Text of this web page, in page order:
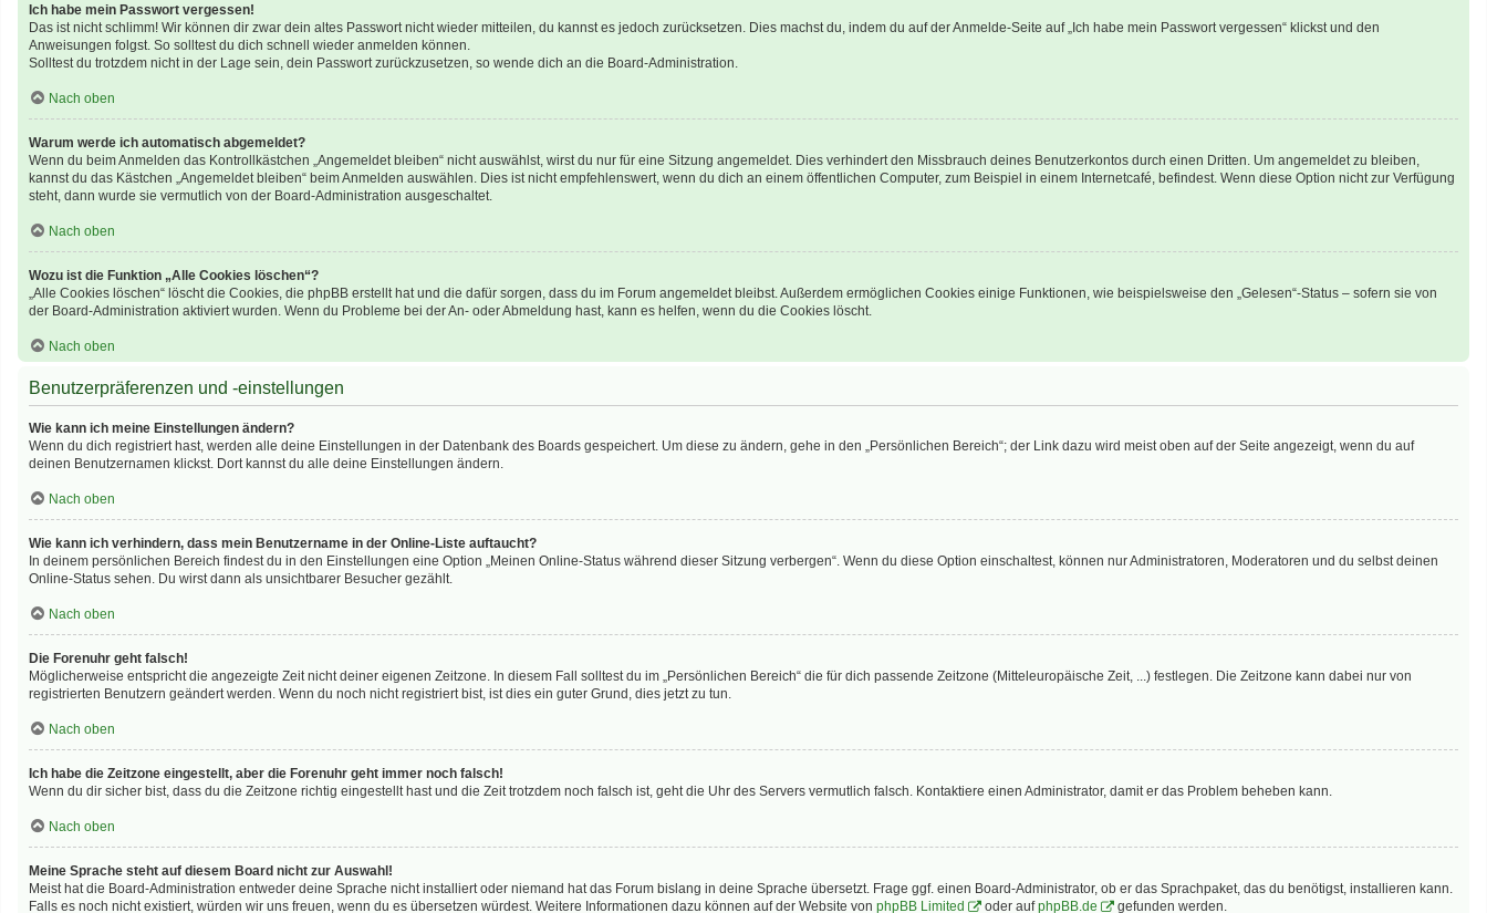
Ich habe mein Passwort vergessen!
Das ist nicht schlimm! Wir können dir zwar dein altes Passwort nicht wieder mitteilen, du kannst es jedoch zurücksetzen. Dies machst du, indem du auf der Anmelde-Seite auf „Ich habe mein Passwort vergessen“ klickst und den
Anweisungen folgst. So solltest du dich schnell wieder anmelden können.
Solltest du trotzdem nicht in der Lage sein, dein Passwort zurückzusetzen, so wende dich an die Board-Administration.
Nach oben
Warum werde ich automatisch abgemeldet?
Wenn du beim Anmelden das Kontrollkästchen „Angemeldet bleiben“ nicht auswählst, wirst du nur für eine Sitzung angemeldet. Dies verhindert den Missbrauch deines Benutzerkontos durch einen Dritten. Um angemeldet zu bleiben,
kannst du das Kästchen „Angemeldet bleiben“ beim Anmelden auswählen. Dies ist nicht empfehlenswert, wenn du dich an einem öffentlichen Computer, zum Beispiel in einem Internetcafé, befindest. Wenn diese Option nicht zur Verfügung
steht, dann wurde sie vermutlich von der Board-Administration ausgeschaltet.
Nach oben
Wozu ist die Funktion „Alle Cookies löschen“?
„Alle Cookies löschen“ löscht die Cookies, die phpBB erstellt hat und die dafür sorgen, dass du im Forum angemeldet bleibst. Außerdem ermöglichen Cookies einige Funktionen, wie beispielsweise den „Gelesen“-Status – sofern sie von
der Board-Administration aktiviert wurden. Wenn du Probleme bei der An- oder Abmeldung hast, kann es helfen, wenn du die Cookies löscht.
Nach oben
Benutzerpräferenzen und -einstellungen
Wie kann ich meine Einstellungen ändern?
Wenn du dich registriert hast, werden alle deine Einstellungen in der Datenbank des Boards gespeichert. Um diese zu ändern, gehe in den „Persönlichen Bereich“; der Link dazu wird meist oben auf der Seite angezeigt, wenn du auf
deinen Benutzernamen klickst. Dort kannst du alle deine Einstellungen ändern.
Nach oben
Wie kann ich verhindern, dass mein Benutzername in der Online-Liste auftaucht?
In deinem persönlichen Bereich findest du in den Einstellungen eine Option „Meinen Online-Status während dieser Sitzung verbergen“. Wenn du diese Option einschaltest, können nur Administratoren, Moderatoren und du selbst deinen
Online-Status sehen. Du wirst dann als unsichtbarer Besucher gezählt.
Nach oben
Die Forenuhr geht falsch!
Möglicherweise entspricht die angezeigte Zeit nicht deiner eigenen Zeitzone. In diesem Fall solltest du im „Persönlichen Bereich“ die für dich passende Zeitzone (Mitteleuropäische Zeit, ...) festlegen. Die Zeitzone kann dabei nur von
registrierten Benutzern geändert werden. Wenn du noch nicht registriert bist, ist dies ein guter Grund, dies jetzt zu tun.
Nach oben
Ich habe die Zeitzone eingestellt, aber die Forenuhr geht immer noch falsch!
Wenn du dir sicher bist, dass du die Zeitzone richtig eingestellt hast und die Zeit trotzdem noch falsch ist, geht die Uhr des Servers vermutlich falsch. Kontaktiere einen Administrator, damit er das Problem beheben kann.
Nach oben
Meine Sprache steht auf diesem Board nicht zur Auswahl!
Meist hat die Board-Administration entweder deine Sprache nicht installiert oder niemand hat das Forum bislang in deine Sprache übersetzt. Frage ggf. einen Board-Administrator, ob er das Sprachpaket, das du benötigst, installieren kann.
Falls es noch nicht existiert, würden wir uns freuen, wenn du es übersetzen würdest. Weitere Informationen dazu können auf der Website von phpBB Limited oder aufphpBB.de gefunden werden.